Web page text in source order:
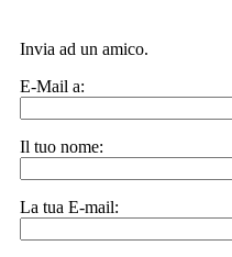
Invia ad un amico.
E-Mail a:
Il tuo nome:
La tua E-mail: